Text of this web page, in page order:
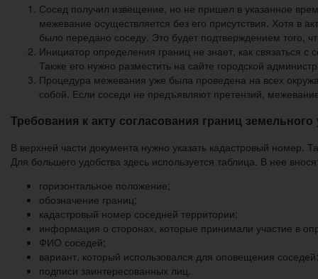
Сосед получил извещение, но не пришел в указанное
межевание осуществляется без его присутствия. Хотя в
было передано соседу. Это будет подтверждением того,
Инициатор определения границ не знает, как связаться
Также его нужно разместить на сайте городской
Процедура межевания уже была проведена на всех
собой. Если соседи не предъявляют претензий,
Требования к акту согласования границ земельного
В верхней части документа нужно указать кадастровый
Для большего удобства здесь используется таблица. В нее
горизонтальное положение;
обозначение границ;
кадастровый номер соседней территории;
информация о сторонах, которые принимали участие в
ФИО соседей;
вариант, который использовался для оповещения соседей;
подписи заинтересованных лиц.